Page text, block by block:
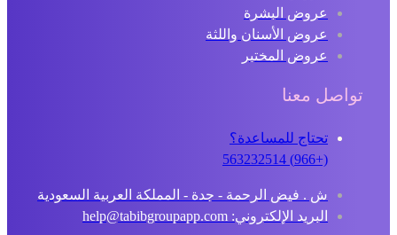
عروض البشرة
عروض الأسنان واللثة
عروض المختبر
تواصل معنا
تحتاج للمساعدة؟
ش . فيض الرحمة - جدة - المملكة العربية السعودية
البريد الإلكتروني: help@tabibgroupapp.com